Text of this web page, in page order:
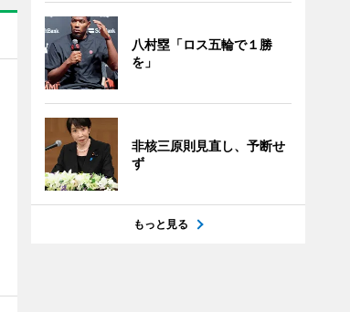
八村塁「ロス五輪で１勝
を」
非核三原則見直し、予断せ
ず
もっと見る